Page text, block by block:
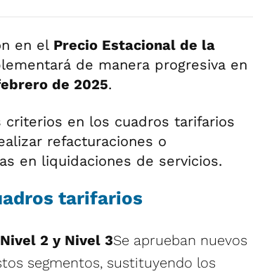
en el Precio Estacional de la
de manera progresiva en
de 2025.
criterios en los cuadros tarifarios
refacturaciones o
en liquidaciones de servicios.
tarifarios
2 y Nivel 3Se aprueban nuevos
segmentos, sustituyendo los